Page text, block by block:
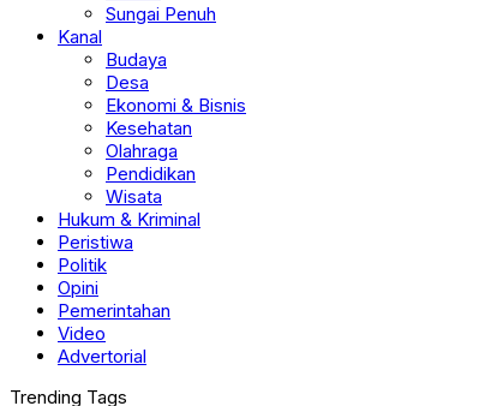
Sungai Penuh
Kanal
Budaya
Desa
Ekonomi & Bisnis
Kesehatan
Olahraga
Pendidikan
Wisata
Hukum & Kriminal
Peristiwa
Politik
Opini
Pemerintahan
Video
Advertorial
Trending Tags